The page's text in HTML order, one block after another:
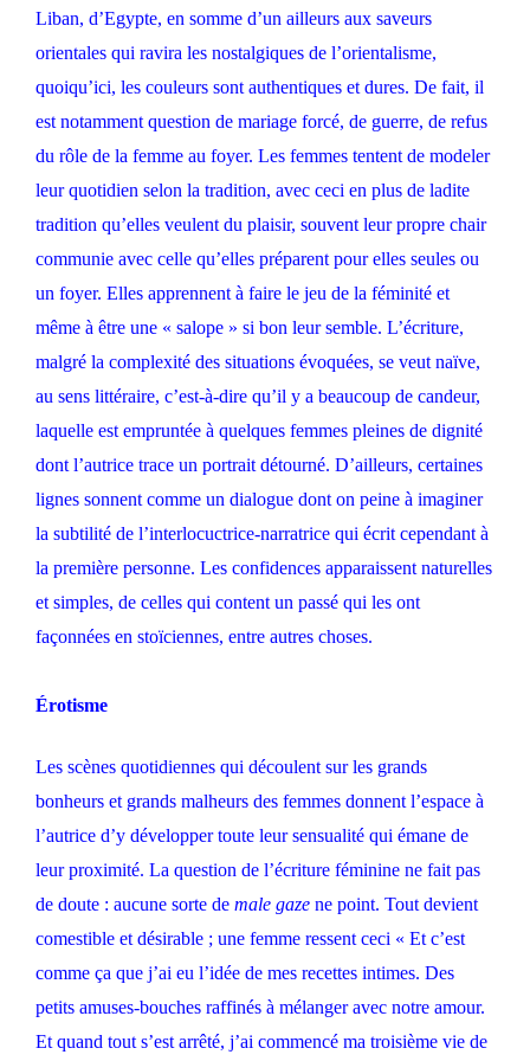
Liban, d’Egypte, en somme d’un ailleurs aux saveurs
orientales qui ravira les nostalgiques de l’orientalisme,
quoiqu’ici, les couleurs sont authentiques et dures. De fait, il
est notamment question de mariage forcé, de guerre, de refus
du rôle de la femme au foyer. Les femmes tentent de modeler
leur quotidien selon la tradition, avec ceci en plus de ladite
tradition qu’elles veulent du plaisir, souvent leur propre chair
communie avec celle qu’elles préparent pour elles seules ou
un foyer. Elles apprennent à faire le jeu de la féminité et
même à être une « salope » si bon leur semble. L’écriture,
malgré la complexité des situations évoquées, se veut naïve,
au sens littéraire, c’est-à-dire qu’il y a beaucoup de candeur,
laquelle est empruntée à quelques femmes pleines de dignité
dont l’autrice trace un portrait détourné. D’ailleurs, certaines
lignes sonnent comme un dialogue dont on peine à imaginer
la subtilité de l’interlocuctrice-narratrice qui écrit cependant à
la première personne. Les confidences apparaissent naturelles
et simples, de celles qui content un passé qui les ont
façonnées en stoïciennes, entre autres choses.
Érotisme
Les scènes quotidiennes qui découlent sur les grands
bonheurs et grands malheurs des femmes donnent l’espace à
l’autrice d’y développer toute leur sensualité qui émane de
leur proximité. La question de l’écriture féminine ne fait pas
de doute : aucune sorte de male gaze ne point. Tout devient
comestible et désirable ; une femme ressent ceci « Et c’est
comme ça que j’ai eu l’idée de mes recettes intimes. Des
petits amuses-bouches raffinés à mélanger avec notre amour.
Et quand tout s’est arrêté, j’ai commencé ma troisième vie de